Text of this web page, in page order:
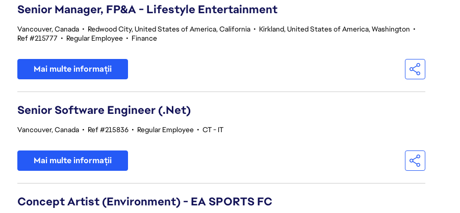
Senior Manager, FP&A - Lifestyle Entertainment
Vancouver, Canada • Redwood City, United States of America, California • Kirkland, United States of America, Washington •
Ref #215777 • Regular Employee • Finance
Mai multe informații
Senior Software Engineer (.Net)
Vancouver, Canada • Ref #215836 • Regular Employee • CT - IT
Mai multe informații
Concept Artist (Environment) - EA SPORTS FC